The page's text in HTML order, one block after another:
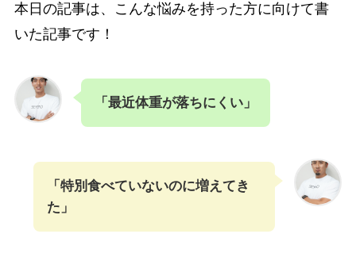
本日の記事は、こんな悩みを持った方に向けて書
いた記事です！
「最近体重が落ちにくい」
「特別食べていないのに増えてき
た」